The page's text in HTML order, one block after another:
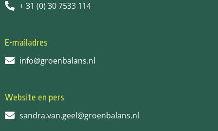
+ 31 (0) 30 7533 114
E-mailadres
info@groenbalans.nl
Website en pers
sandra.van.geel@groenbalans.nl